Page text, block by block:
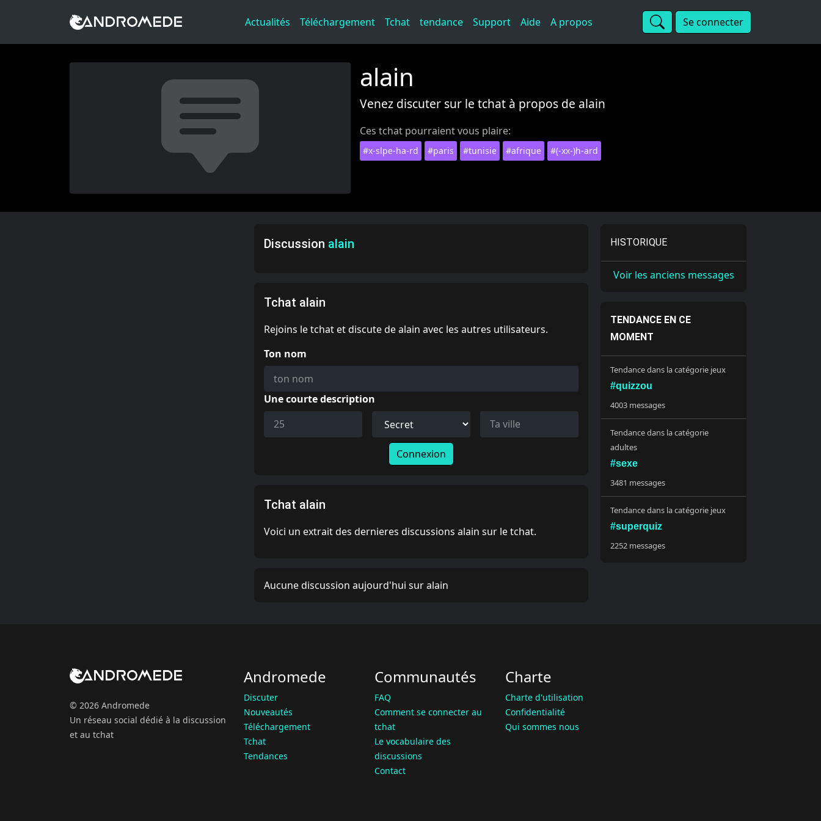
Actualités Téléchargement Tchat tendance Support Aide A propos Se connecter
alain
Venez discuter sur le tchat à propos de alain
Ces tchat pourraient vous plaire:
#x-slpe-ha-rd #paris #tunisie #afrique #(-xx-)h-ard
Discussion alain
Tchat alain
Rejoins le tchat et discute de alain avec les autres utilisateurs.
Ton nom
Une courte description
Connexion
Tchat alain
Voici un extrait des dernieres discussions alain sur le tchat.
Aucune discussion aujourd'hui sur alain
HISTORIQUE
Voir les anciens messages
TENDANCE EN CE
MOMENT
Tendance dans la catégorie jeux
#quizzou
4003 messages
Tendance dans la catégorie
adultes
#sexe
3481 messages
Tendance dans la catégorie jeux
#superquiz
2252 messages
© 2026 Andromede
Un réseau social dédié à la discussion
et au tchat
Andromede
Discuter
Nouveautés
Téléchargement
Tchat
Tendances
Communautés
FAQ
Comment se connecter au
tchat
Le vocabulaire des
discussions
Contact
Charte
Charte d'utilisation
Confidentialité
Qui sommes nous